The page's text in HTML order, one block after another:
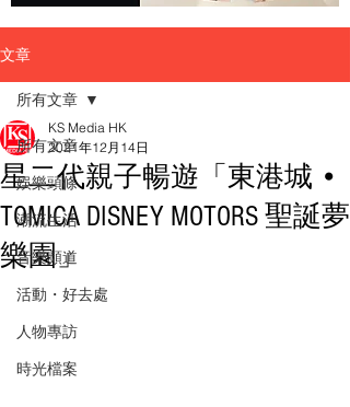
文章
所有文章
娛樂頭條
潮流生活
音樂頻道
活動・好去處
人物專訪
時光檔案
所有文章
星二代親子暢遊「東港城 •
TOMICA DISNEY MOTORS 聖誕夢
樂園」
KS Media HK
2021年12月14日